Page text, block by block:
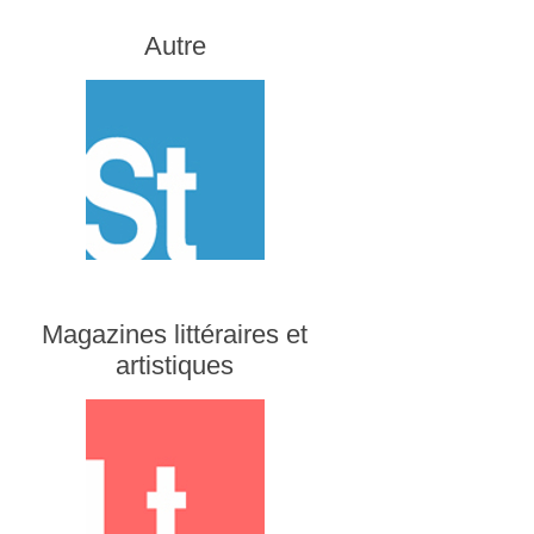
Autre
Magazines littéraires et
artistiques